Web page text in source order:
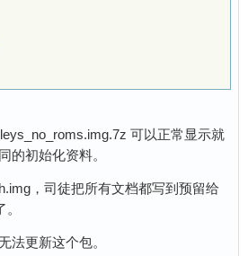
可以正常显示就
的初始化资料。
，司徒把所有文档都写到预留给
法更新这个包。